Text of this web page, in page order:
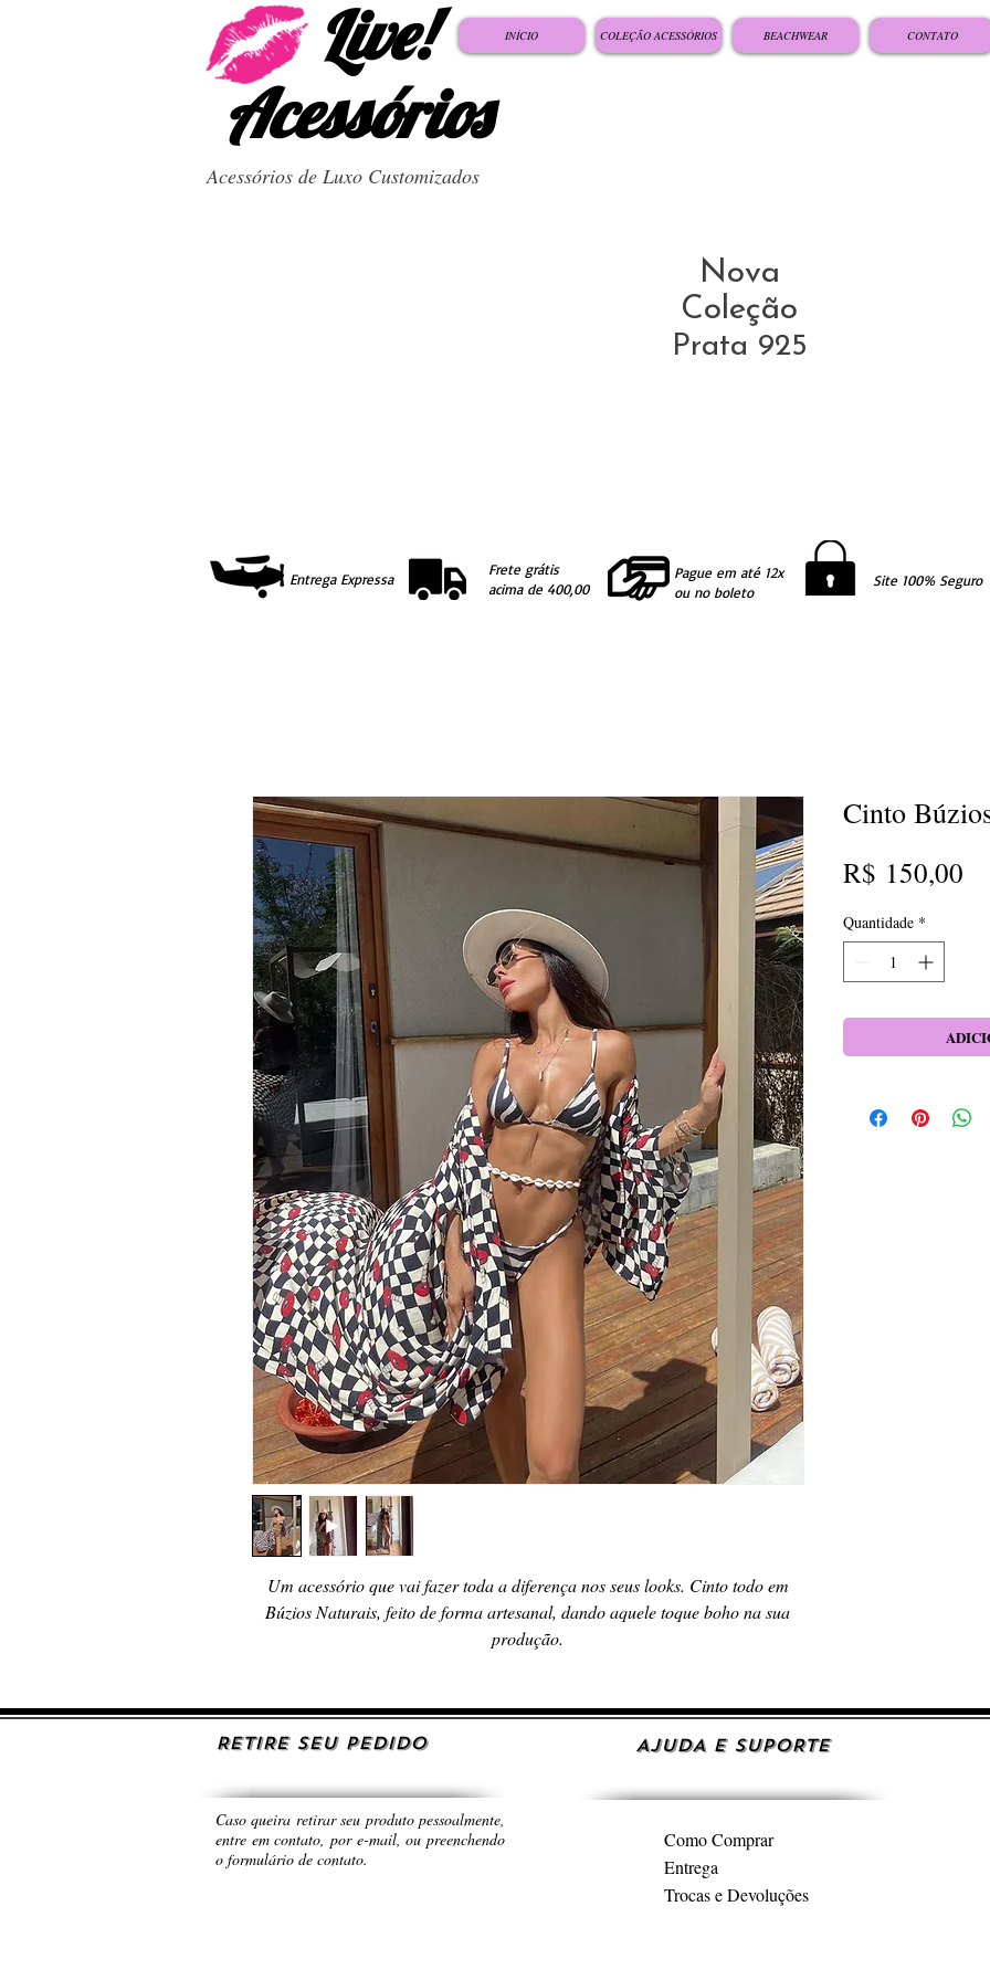
Live!
Acessórios
INÍCIO COLEÇÃO ACESSÓRIOS BEACHWEAR CONTATO
Acessórios de Luxo Customizados
Nova
Coleção
Prata 925
Entrega Expressa
Frete grátis
acima de 400,00
Pague em até 12x
ou no boleto
Site 100% Seguro
Um acessório que vai fazer toda a diferença nos seus looks. Cinto todo em
Búzios Naturais, feito de forma artesanal, dando aquele toque boho na sua
produção.
Cinto
R$ 150,00
Quantidade *
RETIRE SEU PEDIDO
Caso queira retirar seu produto pessoalmente,
entre em contato, por e-mail, ou preenchendo
o formulário de contato.
AJUDA E SUPORTE
Como Comprar
Entrega
Trocas e Devoluções